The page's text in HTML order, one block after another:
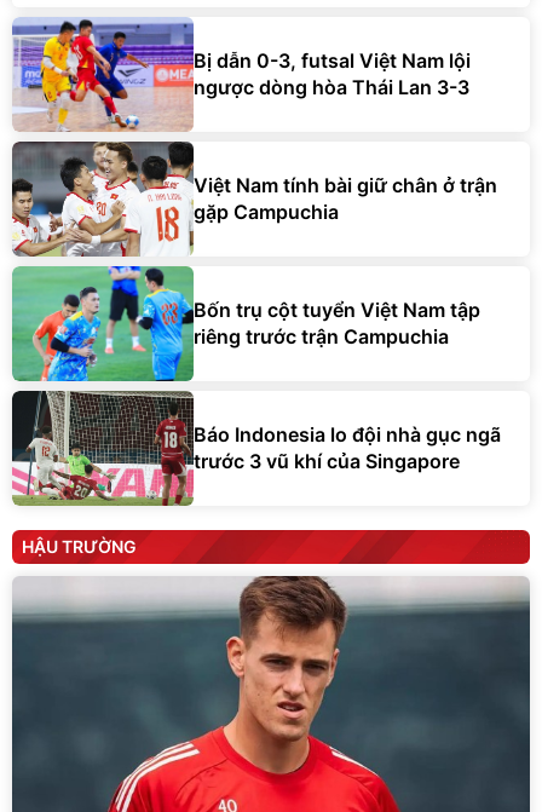
Bị dẫn 0-3, futsal Việt Nam lội
ngược dòng hòa Thái Lan 3-3
Việt Nam tính bài giữ chân ở trận
gặp Campuchia
Bốn trụ cột tuyển Việt Nam tập
riêng trước trận Campuchia
Báo Indonesia lo đội nhà gục ngã
trước 3 vũ khí của Singapore
HẬU TRƯỜNG